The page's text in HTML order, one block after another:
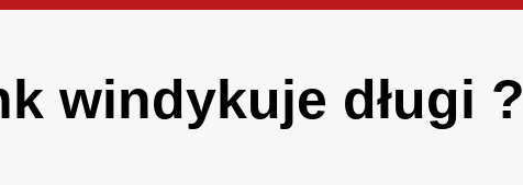
windykuje długi ?